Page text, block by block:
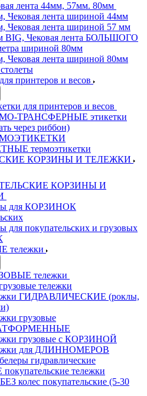
лента 44мм, 57мм. 80мм
Чековая лента шириной 44мм
Чековая лента шириной 57 мм
BIG, Чековая лента БОЛЬШОГО
шириной 80мм
Чековая лента шириной 80мм
принтеров и весов
для принтеров и весов
ТРАНСФЕРНЫЕ этикетки
через риббон)
термоэтикетки
КОРЗИНЫ И ТЕЛЕЖКИ
КОРЗИНЫ И
для КОРЗИНОК
для покупательских и грузовых
тележки
тележки
тележки
ГИДРАВЛИЧЕСКИЕ (роклы,
грузовые
грузовые с КОРЗИНОЙ
для ДЛИННОМЕРОВ
гидравлические
тележки
колес покупательские (5-30